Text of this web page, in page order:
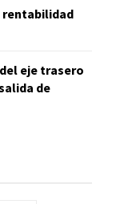
rentabilidad
eje trasero
de